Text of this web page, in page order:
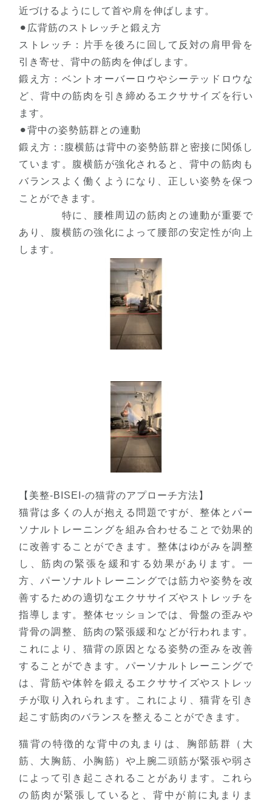
近づけるようにして首や肩を伸ばします。
⚫︎広背筋のストレッチと鍛え方
ストレッチ：片手を後ろに回して反対の肩甲骨を
引き寄せ、背中の筋肉を伸ばします。
鍛え方：ベントオーバーロウやシーテッドロウな
ど、背中の筋肉を引き締めるエクササイズを行い
ます。
⚫︎背中の姿勢筋群との連動
鍛え方：:腹横筋は背中の姿勢筋群と密接に関係し
ています。腹横筋が強化されると、背中の筋肉も
バランスよく働くようになり、正しい姿勢を保つ
ことができます。
特に、腰椎周辺の筋肉との連動が重要で
あり、腹横筋の強化によって腰部の安定性が向上
します。
【美整-BISEI-の猫背のアプローチ方法】
猫背は多くの人が抱える問題ですが、整体とパー
ソナルトレーニングを組み合わせることで効果的
に改善することができます。整体はゆがみを調整
し、筋肉の緊張を緩和する効果があります。一
方、パーソナルトレーニングでは筋力や姿勢を改
善するための適切なエクササイズやストレッチを
指導します。整体セッションでは、骨盤の歪みや
背骨の調整、筋肉の緊張緩和などが行われます。
これにより、猫背の原因となる姿勢の歪みを改善
することができます。パーソナルトレーニングで
は、背筋や体幹を鍛えるエクササイズやストレッ
チが取り入れられます。これにより、猫背を引き
起こす筋肉のバランスを整えることができます。
猫背の特徴的な背中の丸まりは、胸部筋群（大
筋、大胸筋、小胸筋）や上腕二頭筋が緊張や弱さ
によって引き起こされることがあります。これら
の筋肉が緊張していると、背中が前に丸まりま